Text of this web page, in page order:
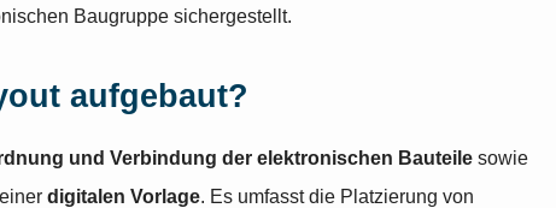
Baugruppe sichergestellt.
aufgebaut?
und Verbindung der elektronischen Bauteile sowie
digitalen Vorlage. Es umfasst die Platzierung von